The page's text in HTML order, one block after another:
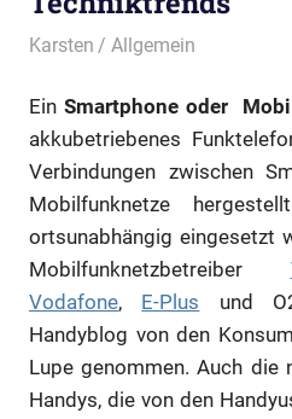
6. Februar 2013
Karsten Allgemein
Ein Smartphone oder
akkubetriebenes
Verbindungen zwischen
Mobilfunknetze
ortsunabhängig eingesetzt
Mobilfunknetzbetreiber
Vodafone, E-Plus und
Handyblog von den
Lupe genommen. Auch die
Handys, die von den